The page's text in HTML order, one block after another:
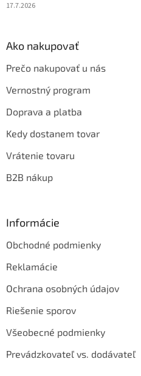
17.7.2026
Ako nakupovať
Prečo nakupovať u nás
Vernostný program
Doprava a platba
Kedy dostanem tovar
Vrátenie tovaru
B2B nákup
Informácie
Obchodné podmienky
Reklamácie
Ochrana osobných údajov
Riešenie sporov
Všeobecné podmienky
Prevádzkovateľ vs. dodávateľ